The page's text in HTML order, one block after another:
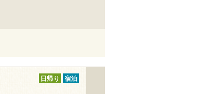
日帰り 宿泊